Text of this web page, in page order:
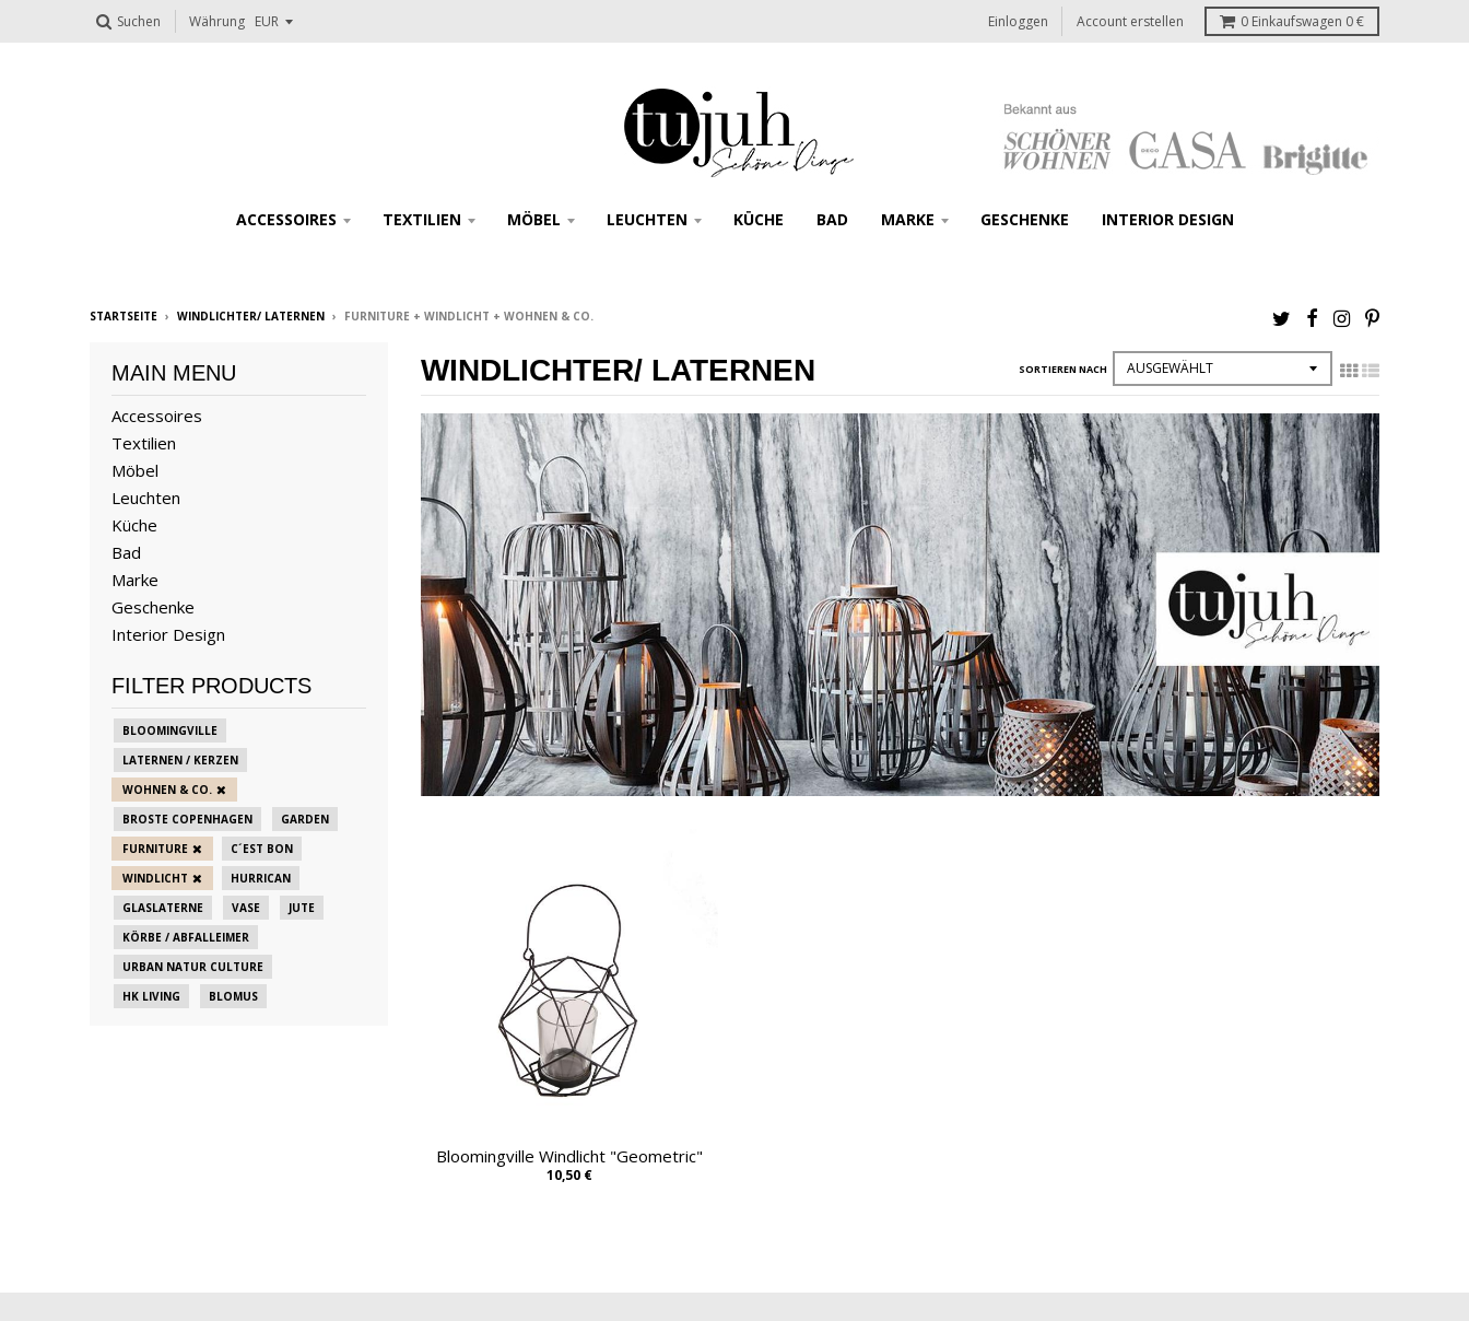
Suchen Währung Einloggen Account erstellen 0 Einkaufswagen 0 €
ACCESSOIRES TEXTILIEN MÖBEL LEUCHTEN KÜCHE BAD MARKE GESCHENKE INTERIOR DESIGN
STARTSEITE › WINDLICHTER/ LATERNEN › FURNITURE + WINDLICHT + WOHNEN & CO.
WINDLICHTER/ LATERNEN SORTIEREN NACH
Bloomingville Windlicht "Geometric"
10,50 €
MAIN MENU
Accessoires
Textilien
Möbel
Leuchten
Küche
Bad
Marke
Geschenke
Interior Design
FILTER PRODUCTS
BLOOMINGVILLE
LATERNEN / KERZEN
WOHNEN & CO.
BROSTE COPENHAGEN
GARDEN
FURNITURE
C´EST BON
WINDLICHT
HURRICAN
GLASLATERNE
VASE
JUTE
KÖRBE / ABFALLEIMER
URBAN NATUR CULTURE
HK LIVING
BLOMUS